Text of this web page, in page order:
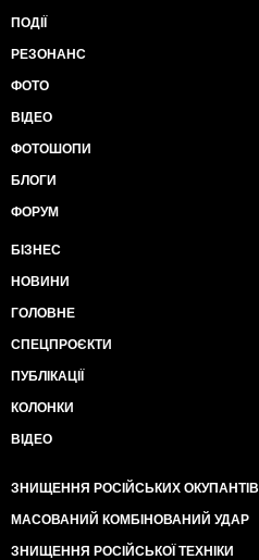
ПОДІЇ
РЕЗОНАНС
ФОТО
ВІДЕО
ФОТОШОПИ
БЛОГИ
ФОРУМ
БІЗНЕС
НОВИНИ
ГОЛОВНЕ
СПЕЦПРОЄКТИ
ПУБЛІКАЦІЇ
КОЛОНКИ
ВІДЕО
ЗНИЩЕННЯ РОСІЙСЬКИХ ОКУПАНТІВ
МАСОВАНИЙ КОМБІНОВАНИЙ УДАР
ЗНИЩЕННЯ РОСІЙСЬКОЇ ТЕХНІКИ